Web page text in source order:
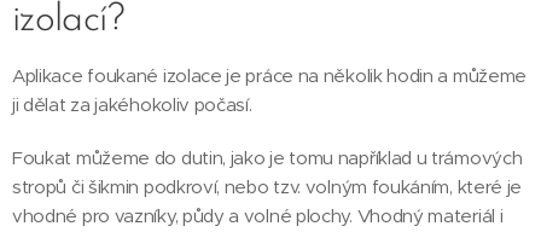
izolací?
Aplikace foukané izolace je práce na několik hodin a můžeme
ji dělat za jakéhokoliv počasí.
Foukat můžeme do dutin, jako je tomu například u trámových
stropů či šikmin podkroví, nebo tzv. volným foukáním, které je
vhodné pro vazníky, půdy a volné plochy. Vhodný materiál i